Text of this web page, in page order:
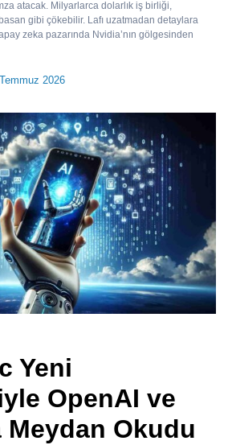
atacak. Milyarlarca dolarlık iş birliği,
gibi çökebilir. Lafı uzatmadan detaylara
zeka pazarında Nvidia’nın gölgesinden
2026
Yeni
OpenAI ve
Meydan Okudu